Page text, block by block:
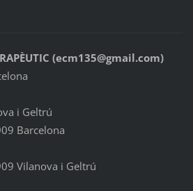
(ecm135@gmail.com)
i Geltrú
Barcelona
Vilanova i Geltrú